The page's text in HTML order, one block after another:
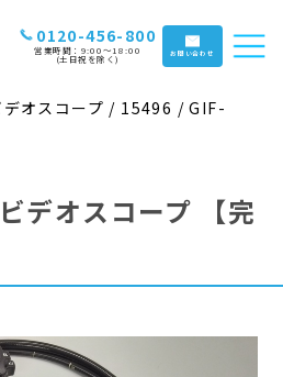
0120-456-800
営業時間：9:00〜18:00
(土日祝を除く) お問い合わせ
デオスコープ / 15496 / GIF-
デオスコープ
【完